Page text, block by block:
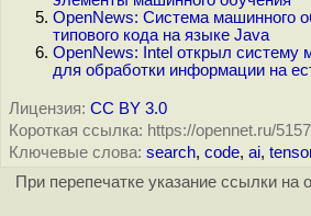
OpenNews: Система машинного
типового кода на языке Java
OpenNews: Intel открыл систему
для обработки информации на
Лицензия: CC BY 3.0
Короткая ссылка: https://opennet.ru/
Ключевые слова: search, code, ai,
При перепечатке указание ссылки на